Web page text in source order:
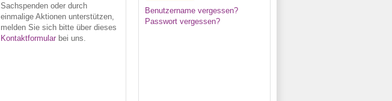
Sachspenden oder durch
einmalige Aktionen unterstützen,
melden Sie sich bitte über dieses
Kontaktformularbei uns.
Benutzername vergessen?
Passwort vergessen?